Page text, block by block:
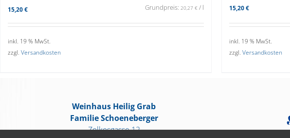
15,20 € Grundpreis: 20,27 €/ l
inkl. 19 % MwSt.
zzgl. Versandkosten
15,20 €
inkl. 19 % MwSt.
zzgl. Versandkosten
Weinhaus Heilig Grab
Familie Schoeneberger
Zelkesgasse 12